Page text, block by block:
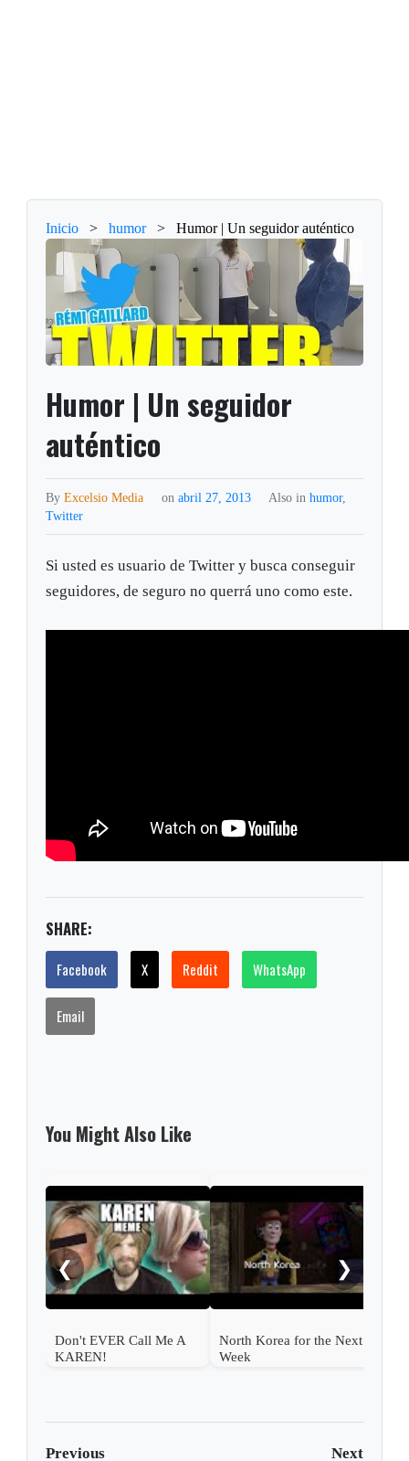
Inicio > humor > Humor | Un seguidor auténtico
Humor | Un seguidor
auténtico
ByExcelsio Media on abril 27, 2013 Also in humor,
Twitter
Si usted es usuario de Twitter y busca conseguir
seguidores, de seguro no querrá uno como este.
SHARE:
Facebook X Reddit WhatsApp
Email
You Might Also Like
❮
Don't EVER Call Me A
KAREN!
North Korea for the Next
Week
❯
Previous Next